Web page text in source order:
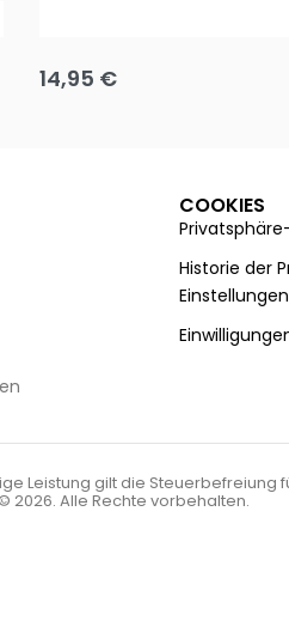
14,95 €
COOKIES
Historie der
Einstellungen
Leistung gilt die Steuerbefreiung
2026. Alle Rechte vorbehalten.